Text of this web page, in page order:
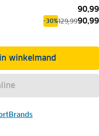
90,99
-30%129,9990,99
winkelmand